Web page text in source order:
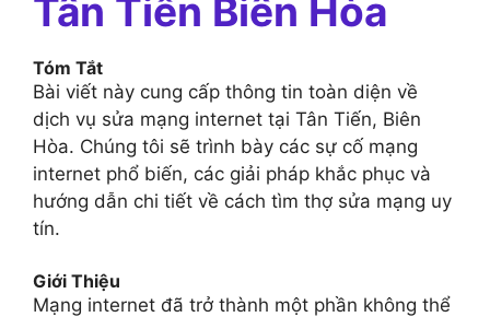
Tân Tiến Biên Hòa
Tóm Tắt
Bài viết này cung cấp thông tin toàn diện về
dịch vụ sửa mạng internet tại Tân Tiến, Biên
Hòa. Chúng tôi sẽ trình bày các sự cố mạng
internet phổ biến, các giải pháp khắc phục và
hướng dẫn chi tiết về cách tìm thợ sửa mạng uy
tín.
Giới Thiệu
Mạng internet đã trở thành một phần không thể